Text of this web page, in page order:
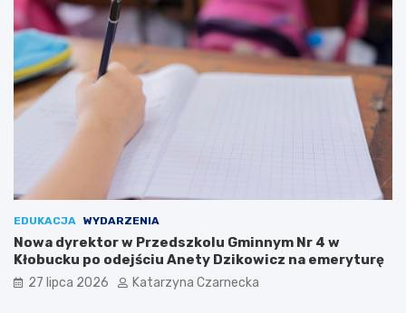
j
i
:
Ś
w
i
ę
t
l
n
a
r
i
I
M
i
ę
d
z
y
n
d
w
y
c
h
EDUKACJA WYDARZENIA
Nowa dyrektor w Przedszkolu Gminnym Nr 4 w
Kłobucku po odejściu Anety Dzikowicz na emeryturę
27 lipca 2026 Katarzyna Czarnecka